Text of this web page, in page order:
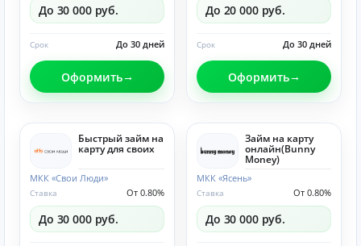
До 30 000 руб.
До 30 дней
Срок
Оформить
До 20 000 руб.
До 30 дней
Срок
Оформить
Быстрый займ на
карту для своих
МКК «Свои Люди»
От 0.80%
Ставка
До 30 000 руб.
Займ на карту
онлайн(Bunny
Money)
МКК «Ясень»
От 0.80%
Ставка
До 30 000 руб.